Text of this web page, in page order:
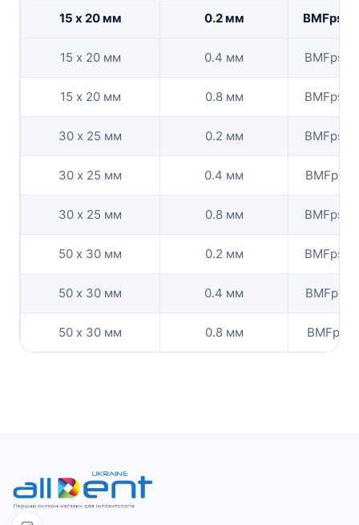
15 х 20 мм 0.2 мм
15 х 20 мм 0.4 мм
15 х 20 мм 0.8 мм
30 х 25 мм 0.2 мм
30 х 25 мм 0.4 мм
30 х 25 мм 0.8 мм
50 х 30 мм 0.2 мм
50 х 30 мм 0.4 мм
50 х 30 мм 0.8 мм